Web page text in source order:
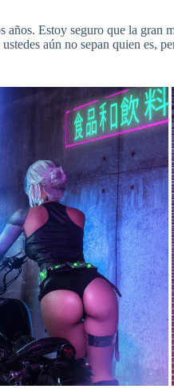
Estoy seguro que la gran
aún no sepan quien es,